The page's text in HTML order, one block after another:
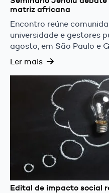
matriz africana
Encontro reúne
universidade e gestores
agosto, em São Paulo e
Ler mais
Edital de impacto social